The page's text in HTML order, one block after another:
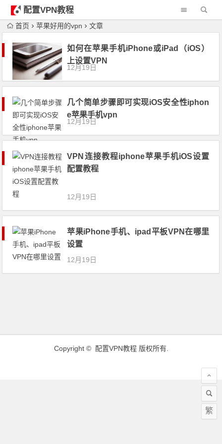
配置VPN教程
首页 苹果好用的vpn 文章
如何在苹果手机iPhone或iPad（iOS）
上设置VPN
12月19日
几个简单步骤即可实现iOS安全性iphon
e苹果手机vpn
12月19日
VPN连接教程iphone苹果手机iOS设置
配置教程
12月19日
苹果iPhone手机、ipad平板VPN在哪里
设置
12月19日
Copyright © 配置VPN教程版权所有.
繁